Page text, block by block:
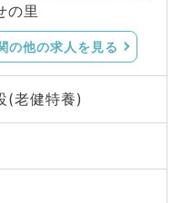
の里
の他の求人を見る
(老健特養)